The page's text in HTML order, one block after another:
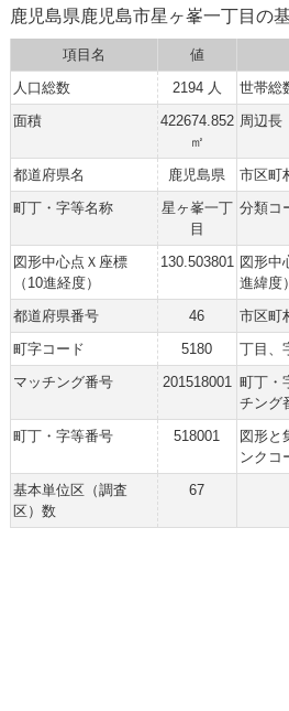
鹿児島県鹿児島市星ヶ峯一丁目の
項目名 値
人口総数
2194 人 世帯総
面積
422674.852
㎡
周辺長
都道府県名 鹿児島県 市区町
町丁・字等名称
星ヶ峯一丁
目
分類コ
図形中心点Ｘ座標
（10進経度）
130.503801 図形中
進緯度）
都道府県番号 46 市区町
町字コード
5180 丁目、
マッチング番号
201518001 町丁・
チング
町丁・字等番号 518001
図形と
ンクコ
基本単位区（調査
区）数
67